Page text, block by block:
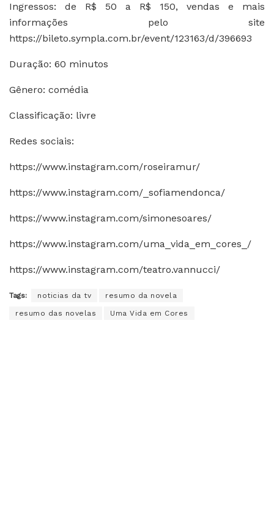
Ingressos: de R$ 50 a R$ 150, vendas e mais
informações pelo site
https://bileto.sympla.com.br/event/123163/d/396693
Duração: 60 minutos
Gênero: comédia
Classificação: livre
Redes sociais:
https://www.instagram.com/roseiramur/
https://www.instagram.com/_sofiamendonca/
https://www.instagram.com/simonesoares/
https://www.instagram.com/uma_vida_em_cores_/
https://www.instagram.com/teatro.vannucci/
Tags: noticias da tv resumo da novela
resumo das novelas Uma Vida em Cores